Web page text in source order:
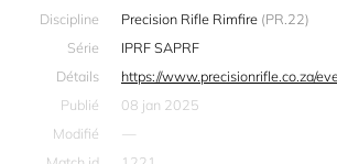
Discipline
Precision Rifle Rimfire (PR.22)
Série
IPRF SAPRF
Détails
https://www.precisionrifle.co.za/
Publié
08 jan 2025
Modifié
—